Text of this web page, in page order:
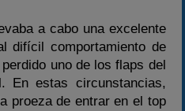
a cabo una excelente
difícil comportamiento de
uno de los flaps del
En estas circunstancias,
proeza de entrar en el top